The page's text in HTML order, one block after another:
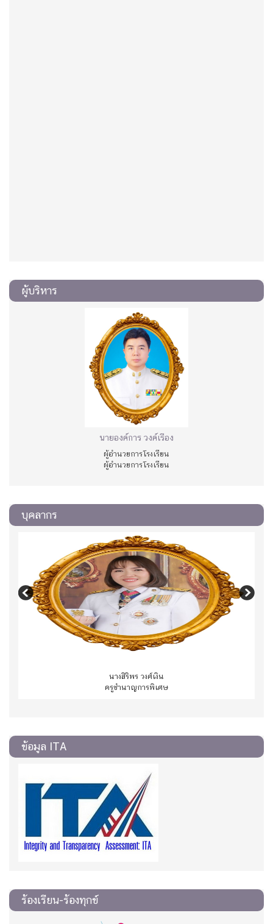
ผู้บริหาร
นายองค์การ วงค์เรือง
ผู้อำนวยการโรงเรียน
ผู้อำนวยการโรงเรียน
บุคลากร
นางสิริพร วงศ์เงิน
ครูชำนาญการพิเศษ
ข้อมูล ITA
ร้องเรียน-ร้องทุกข์